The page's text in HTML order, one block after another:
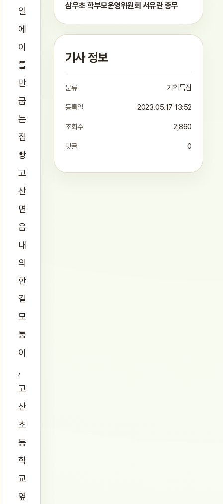
일
에
이
틀
만
굽
는
집
빵
고
산
면
읍
내
의
한
길
모
퉁
이
고
산
초
등
학
교
옆
삼우초 학부모운영위원회 서유란 총무
기사 정보
분류 기획특집
등록일 2023.05.17 13:52
조회수 2,860
댓글 0